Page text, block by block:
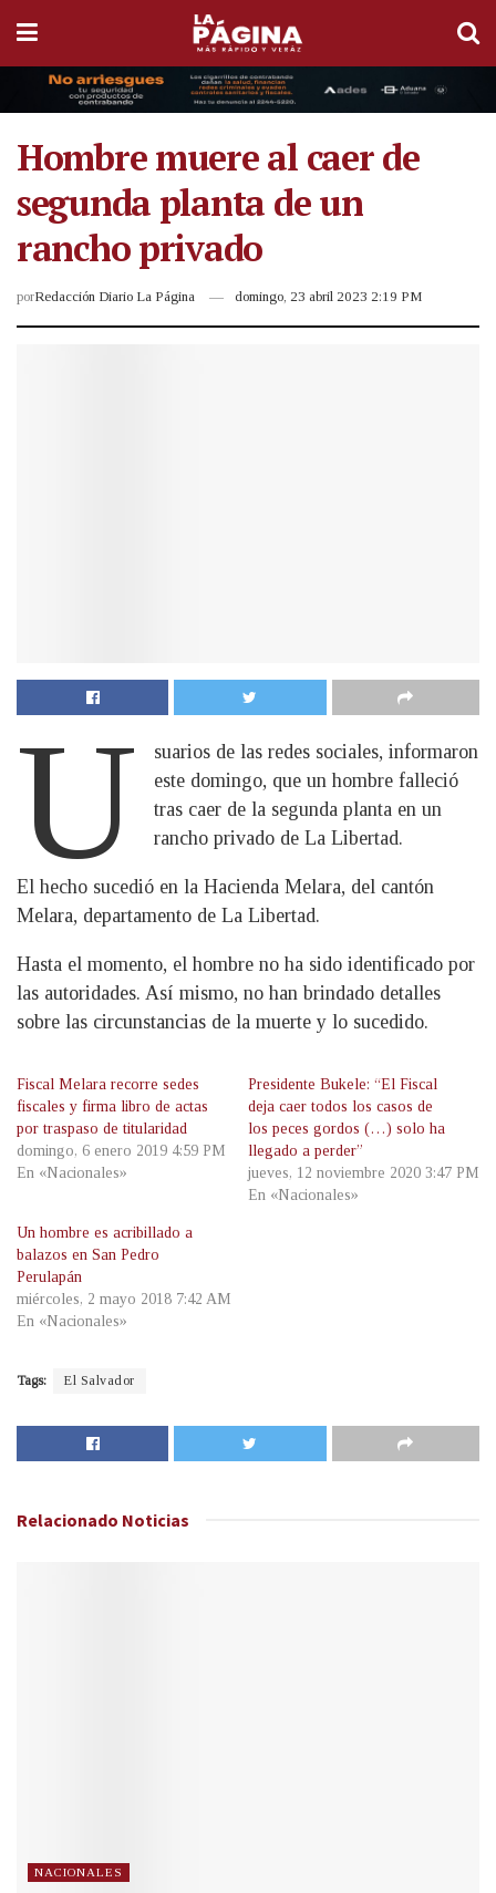
Hombre muere al caer de
segunda planta de un
rancho privado
porRedacción Diario La Página domingo, 23 abril 2023 2:19 PM
U
suarios de las redes sociales, informaron
este domingo, que un hombre falleció
tras caer de la segunda planta en un
rancho privado de La Libertad.
El hecho sucedió en la Hacienda Melara, del cantón
Melara, departamento de La Libertad.
Hasta el momento, el hombre no ha sido identificado por
las autoridades. Así mismo, no han brindado detalles
sobre las circunstancias de la muerte y lo sucedido.
Fiscal Melara recorre sedes
fiscales y firma libro de actas
por traspaso de titularidad
domingo, 6 enero 2019 4:59 PM
En «Nacionales»
Presidente Bukele: “El Fiscal
deja caer todos los casos de
los peces gordos (…) solo ha
llegado a perder”
jueves, 12 noviembre 2020 3:47 PM
En «Nacionales»
Un hombre es acribillado a
balazos en San Pedro
Perulapán
miércoles, 2 mayo 2018 7:42 AM
En «Nacionales»
Tags: El Salvador
Relacionado Noticias
NACIONALES